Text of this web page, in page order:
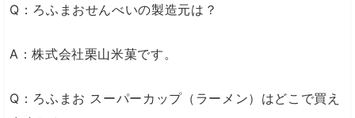
Q：ろふまおせんべいの製造元は？
A：株式会社栗山米菓です。
Q：ろふまお スーパーカップ（ラーメン）はどこで買え